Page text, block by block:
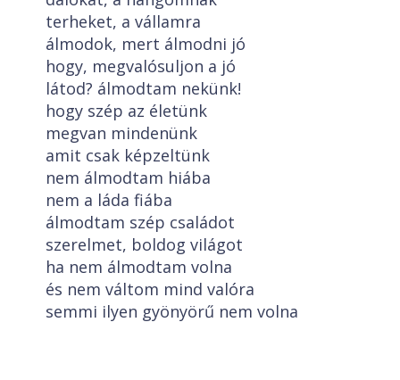
terheket, a vállamra
álmodok, mert álmodni jó
hogy, megvalósuljon a jó
látod? álmodtam nekünk!
hogy szép az életünk
megvan mindenünk
amit csak képzeltünk
nem álmodtam hiába
nem a láda fiába
álmodtam szép családot
szerelmet, boldog világot
ha nem álmodtam volna
és nem váltom mind valóra
semmi ilyen gyönyörű nem volna